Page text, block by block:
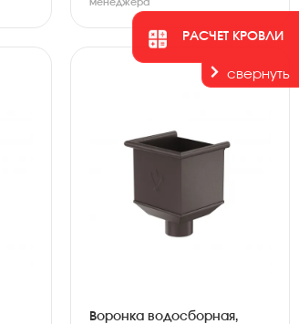
РАСЧЕТ КРОВЛИ
свернуть
менеджера
Воронка водосборная,